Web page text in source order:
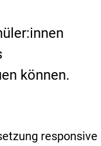
können.
responsive